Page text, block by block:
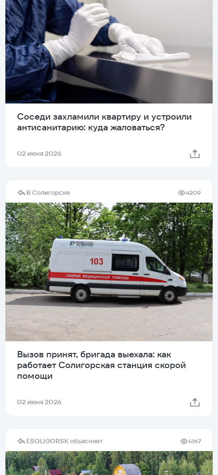
Соседи захламили квартиру и устроили
антисанитарию: куда жаловаться?
02 июня 2026
В Солигорске 4209
Вызов принят, бригада выехала: как
работает Солигорская станция скорой
помощи
02 июня 2026
ESOLIGORSK объясняет 4167